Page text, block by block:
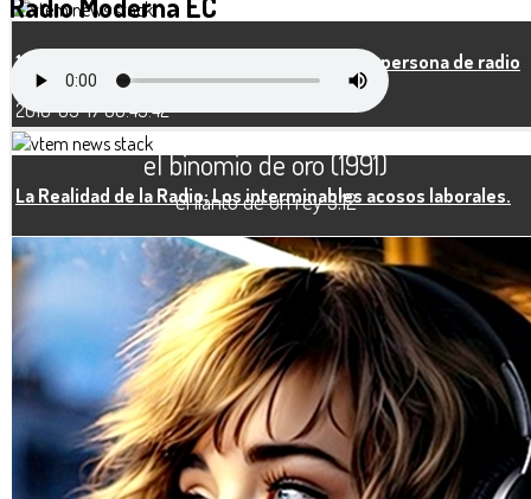
11 cosas que usted nunca debe decirle a una persona de radio
2018-09-17 00:49:42
La Realidad de la Radio; Los interminables acosos laborales.
2018-09-17 00:31:37
Twitter implementa transmisiones de voz
2018-09-17 00:27:17
La radio online aún no supera a la radio tradicional
el binomio de oro (1991)
el llanto de un rey 5.12